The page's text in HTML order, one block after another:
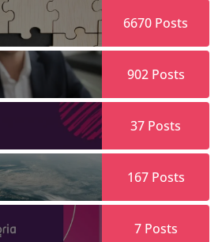
6670 Posts
902Posts
37 Posts
167Posts
7Posts